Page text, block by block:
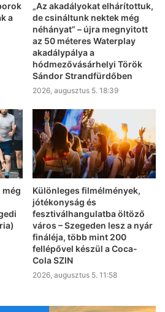
a
„Az akadályokat elhárítottuk,
de csináltunk nektek még
néhányat” – újra megnyitott
az 50 méteres Waterplay
akadálypálya a
hódmezővásárhelyi Török
Sándor Strandfürdőben
2026, augusztus 5. 18:39
még
Különleges filmélmények,
jótékonyság és
fesztiválhangulatba öltöző
város – Szegeden lesz a nyár
fináléja, több mint 200
fellépővel készül a Coca-
Cola SZIN
2026, augusztus 5. 11:58